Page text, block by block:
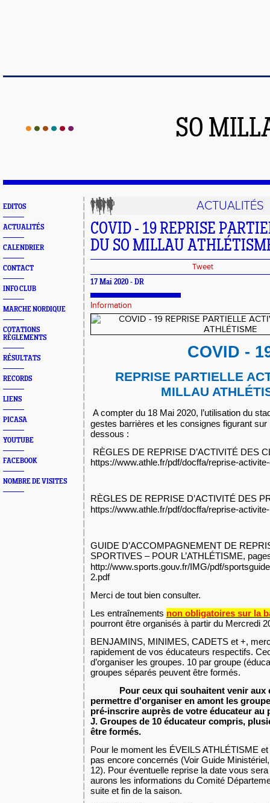
SO
EDITOS
ACTUALITÉS
CALENDRIER
CONTACT
INFO CLUB
MARCHE NORDIQUE
COTATIONS
RÈGLEMENTS
RÉSULTATS
RECORDS
LIENS
PICASA
YOUTUBE
FACEBOOK
NOMBRE DE VISITES
ACTUALITÉS
COVID - 19 REPRISE
DU SO MILLAU
Tweet
17 Mai 2020 - DR
Information
COVID -
REPRISE PARTIELLE
MILLAU
A compter du 18 Mai 2020, l’utilisation du
gestes barrières et les consignes figurant
dessous :
RÈGLES DE REPRISE D’ACTIVITÉ DES
https://www.athle.fr/pdf/docffa/reprise-
RÈGLES DE REPRISE D’ACTIVITÉ DES
https://www.athle.fr/pdf/docffa/reprise-
GUIDE D’ACCOMPAGNEMENT DE
SPORTIVES – POUR L’ATHLÉTISME,
http://www.sports.gouv.fr/IMG/pdf/
2.pdf
Merci de tout bien consulter.
Les entraînements non obligatoires sur la
pourront être organisés à partir du Mercredi
BENJAMINS, MINIMES, CADETS et +,
rapidement de vos éducateurs respectifs.
d’organiser les groupes. 10 par groupe
groupes séparés peuvent être formés.
Pour ceux qui souhaitent venir aux
permettre d'organiser en amont les
pré-inscrire auprès de votre éducateur au
J. Groupes de 10 éducateur compris,
être formés.
Pour le moment les ÉVEILS ATHLÉTISME
pas encore concernés (Voir Guide
12). Pour éventuelle reprise la date vous
aurons les informations du Comité
suite et fin de la saison.